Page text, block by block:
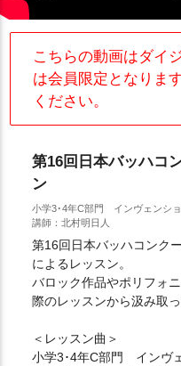
こちらの動画はダイ
は会員限定となりま
ください。
第16回日本バッハコ
ン
小学3･4年C部門 インヴェンシ
講師：北村明日人
第16回日本バッハコンク
によるレッスン。
バロック作品やポリフォ
際のレッスンから汲み取
＜レッスン曲＞
小学3･4年C部門 インヴ